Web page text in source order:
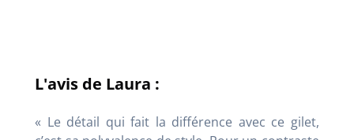
L'avis de Laura :
« Le détail qui fait la différence avec ce gilet,